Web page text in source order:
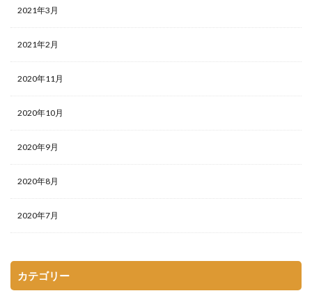
2021年3月
2021年2月
2020年11月
2020年10月
2020年9月
2020年8月
2020年7月
カテゴリー